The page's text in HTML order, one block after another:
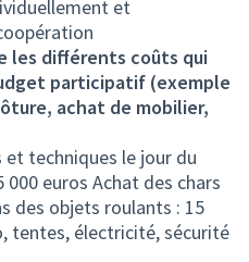
et
les différents coûts qui
participatif (exemple
achat de mobilier,
techniques le jour du
000 euros Achat des chars
des objets roulants : 15
tentes, électricité, sécurité